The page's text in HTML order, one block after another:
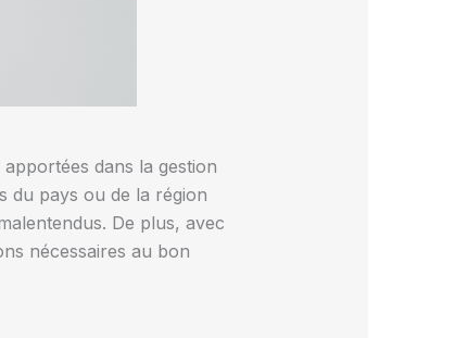
dans la gestion
du pays ou de la région
De plus, avec
nécessaires au bon